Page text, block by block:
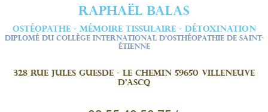
RAPHAËL BALAS
OSTÉOPATHE - MÉMOIRE TISSULAIRE - DÉTOXINATION
DIPLOMÉ DU COLLÈGE INTERNATIONAL D’OSTHÉOPATHIE DE SAINT-
ÉTIENNE
328 Rue Jules Guesde - Le Chemin 59650 Villeneuve
d'Ascq